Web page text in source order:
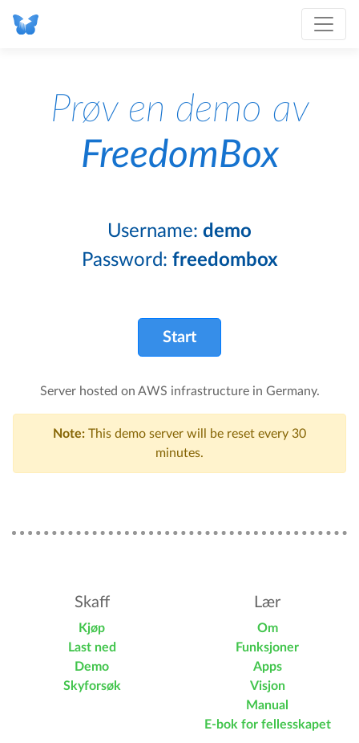
Prøv en demo av
FreedomBox
Username: demo
Password: freedombox
Start
Server hosted on AWS infrastructure in Germany.
Note: This demo server will be reset every 30
minutes.
Skaff
Kjøp
Last ned
Demo
Skyforsøk
Lær
Om
Funksjoner
Apps
Visjon
Manual
E-bok for fellesskapet